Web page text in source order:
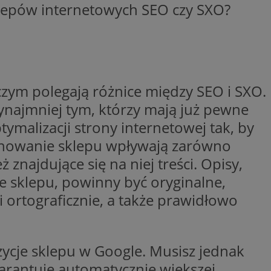
internetowych SEO czy SXO?
polegają różnice między SEO i SXO.
tym, którzy mają już pewne
strony internetowej tak, by
sklepu wpływają zarówno
znajdujące się na niej treści. Opisy,
sklepu, powinny być oryginalne,
a także prawidłowo
sklepu w Google. Musisz jednak
w celu
przez
wydajność
Microsoft
informacji
stron w jedną
do
skuteczności, a
cookie
w różnych
firmę
Można to
firmy Microsoft.
wielu różnych
użytkowników.
jaki sposób
oraz
zobaczyć
(którego
przeglądarka
używamy do
Opis